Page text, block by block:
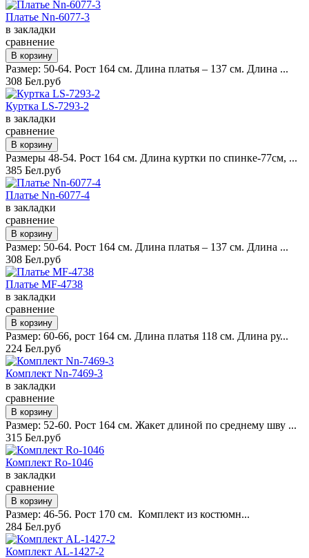
Платье Nn-6077-3
в закладки
сравнение
Размер: 50-64. Рост 164 см. Длина платья – 137 см. Длина ...
308 Бел.руб
Куртка LS-7293-2
в закладки
сравнение
Размеры 48-54. Рост 164 см. Длина куртки по спинке-77см, ...
385 Бел.руб
Платье Nn-6077-4
в закладки
сравнение
Размер: 50-64. Рост 164 см. Длина платья – 137 см. Длина ...
308 Бел.руб
Платье MF-4738
в закладки
сравнение
Размер: 60-66, рост 164 см. Длина платья 118 см. Длина ру...
224 Бел.руб
Комплект Nn-7469-3
в закладки
сравнение
Размер: 52-60. Рост 164 см. Жакет длиной по среднему шву ...
315 Бел.руб
Комплект Ro-1046
в закладки
сравнение
Размер: 46-56. Рост 170 см. Комплект из костюмн...
284 Бел.руб
Комплект AL-1427-2